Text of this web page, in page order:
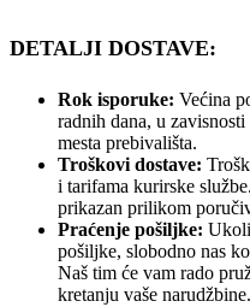
DETALJI DOSTAVE:
Rok isporuke: Većina
radnih dana, u
mesta prebivališta.
Troškovi dostave:
i tarifama kurirske
prikazan prilikom
Praćenje pošiljke:
pošiljke, slobodno nas
Naš tim će vam rado
kretanju vaše narudžbine.